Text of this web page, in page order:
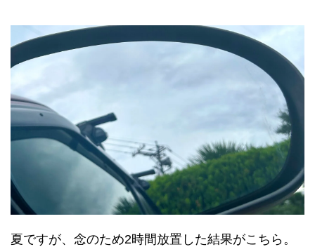
夏ですが、念のため2時間放置した結果がこちら。